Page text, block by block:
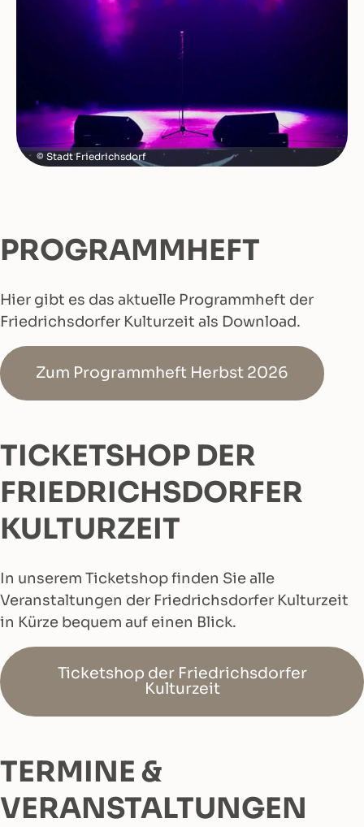
Stadt Friedrichsdorf
PROGRAMMHEFT
Hier gibt es das aktuelle Programmheft der
Friedrichsdorfer Kulturzeit als Download.
Zum Programmheft Herbst 2026
TICKETSHOP DER
FRIEDRICHSDORFER
KULTURZEIT
In unserem Ticketshop finden Sie alle
Veranstaltungen der Friedrichsdorfer Kulturzeit
in Kürze bequem auf einen Blick.
Ticketshop der Friedrichsdorfer
Kulturzeit
TERMINE &
VERANSTALTUNGEN